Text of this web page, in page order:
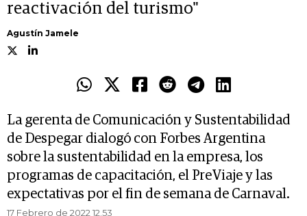
reactivación del turismo"
Agustín Jamele
La gerenta de Comunicación y Sustentabilidad
de Despegar dialogó con Forbes Argentina
sobre la sustentabilidad en la empresa, los
programas de capacitación, el PreViaje y las
expectativas por el fin de semana de Carnaval.
17 Febrero de 2022 12.53